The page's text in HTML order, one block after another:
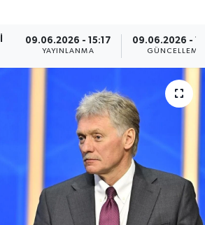
09.06.2026 - 15:17
YAYINLANMA
09.06.2026 -
GÜNCELLEME